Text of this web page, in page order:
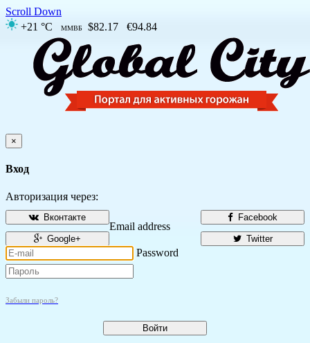
Scroll Down
+21 °C
ММВБ $82.17 €94.84
×
Вход
Авторизация через:
Facebook
Вконтакте
Twitter
Google+
Email address
Password
Забыли пароль?
Войти